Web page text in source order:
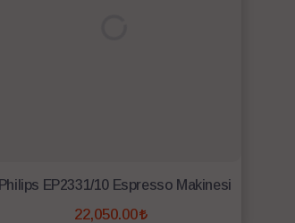
Philips EP2331/10 Espresso Makinesi
22,050.00